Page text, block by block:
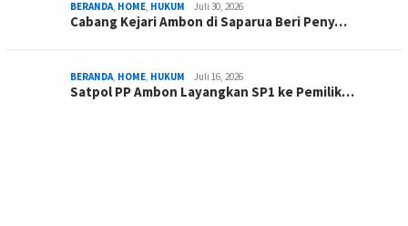
BERANDA, HOME, HUKUM Juli 30, 2026
Cabang Kejari Ambon di Saparua Beri Peny…
BERANDA, HOME, HUKUM Juli 16, 2026
Satpol PP Ambon Layangkan SP1 ke Pemilik…